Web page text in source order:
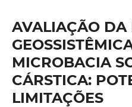
AVALIAÇÃO DA
MICROBACIA
CÁRSTICA:
LIMITAÇÕES